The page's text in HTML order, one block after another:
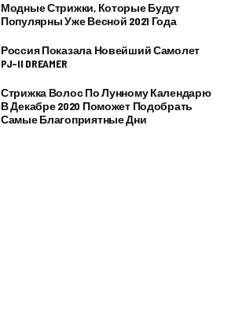
Модные Стрижки, Которые Будут
Популярны Уже Весной 2021 Года
Россия Показала Новейший Самолет
PJ–II DREAMER
Стрижка Волос По Лунному Календарю
В Декабре 2020 Поможет Подобрать
Самые Благоприятные Дни